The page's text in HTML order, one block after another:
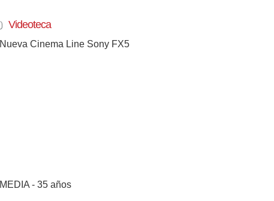
Videoteca
Nueva Cinema Line Sony FX5
MEDIA - 35 años